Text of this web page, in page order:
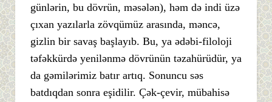
günlərin, bu dövrün, məsələn), həm də indi üzə
çıxan yazılarla zövqümüz arasında, məncə,
gizlin bir savaş başlayıb. Bu, ya ədəbi-filoloji
təfəkkürdə yenilənmə dövrünün təzahürüdür, ya
da gəmilərimiz batır artıq. Sonuncu səs
batdıqdan sonra eşidilir. Çək-çevir, mübahisə